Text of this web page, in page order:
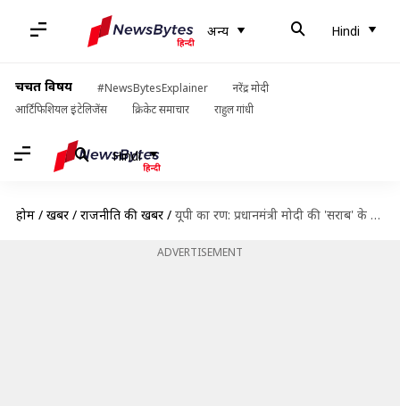
अन्य Hindi
चर्चित विषय #NewsBytesExplainer
नरेंद्र मोदी
आर्टिफिशियल इंटेलिजेंस
क्रिकेट समाचार राहुल गांधी
Hindi
होम / खबरें / राजनीति की खबरें / यूपी का रण: प्रधानमंत्री मोदी की 'सराब' के जवाब में सपा ने मोदी-शाह को बताया 'नशा'
ADVERTISEMENT